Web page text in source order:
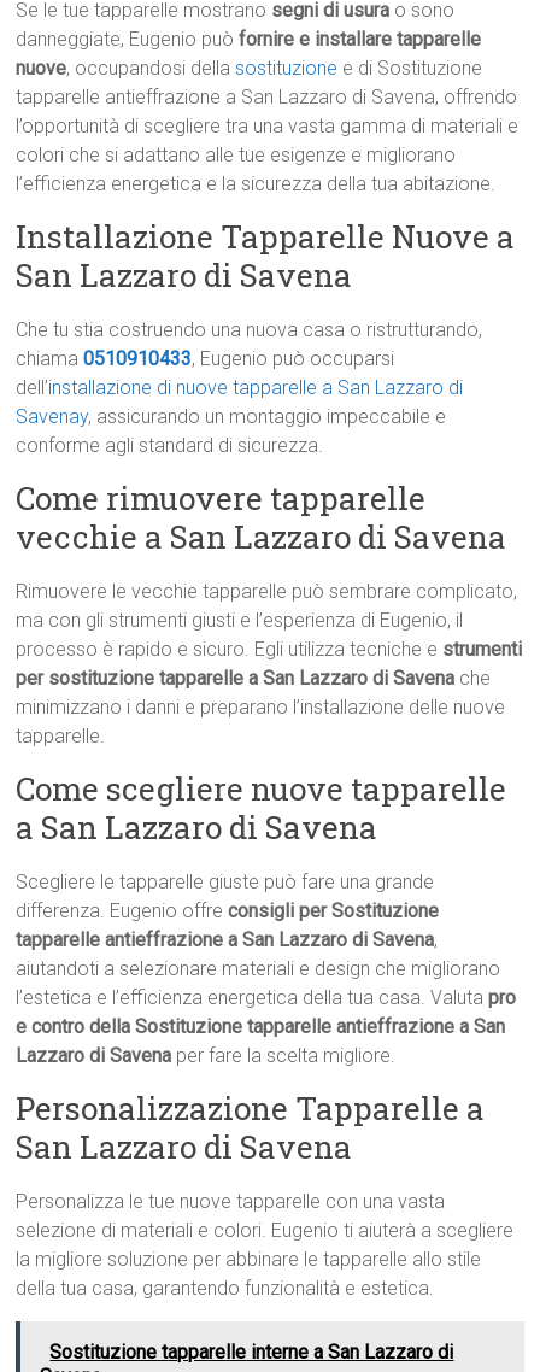
Se le tue tapparelle mostrano segni di usura o sono
danneggiate, Eugenio puòfornire e installare tapparelle
nuove, occupandosi dellasostituzione e di Sostituzione
tapparelle antieffrazione a San Lazzaro di Savena, offrendo
l’opportunità di scegliere tra una vasta gamma di materiali e
colori che si adattano alle tue esigenze e migliorano
l’efficienza energetica e la sicurezza della tua abitazione.
Installazione Tapparelle Nuove a
San Lazzaro di Savena
Che tu stia costruendo una nuova casa o ristrutturando,
chiama0510910433, Eugenio può occuparsi
dell’installazione di nuove tapparelle a San Lazzaro di
Savenay, assicurando un montaggio impeccabile e
conforme agli standard di sicurezza.
Come rimuovere tapparelle
vecchie a San Lazzaro di Savena
Rimuovere le vecchie tapparelle può sembrare complicato,
ma con gli strumenti giusti e l’esperienza di Eugenio, il
processo è rapido e sicuro. Egli utilizza tecniche e strumenti
per sostituzione tapparelle a San Lazzaro di Savena che
minimizzano i danni e preparano l’installazione delle nuove
tapparelle.
Come scegliere nuove tapparelle
a San Lazzaro di Savena
Scegliere le tapparelle giuste può fare una grande
differenza. Eugenio offreconsigli per Sostituzione
tapparelle antieffrazione a San Lazzaro di Savena,
aiutandoti a selezionare materiali e design che migliorano
l’estetica e l’efficienza energetica della tua casa. Valutapro
e contro della Sostituzione tapparelle antieffrazione a San
Lazzaro di Savena per fare la scelta migliore.
Personalizzazione Tapparelle a
San Lazzaro di Savena
Personalizza le tue nuove tapparelle con una vasta
selezione di materiali e colori. Eugenio ti aiuterà a scegliere
la migliore soluzione per abbinare le tapparelle allo stile
della tua casa, garantendo funzionalità e estetica.
Sostituzione tapparelle interne a San Lazzaro di